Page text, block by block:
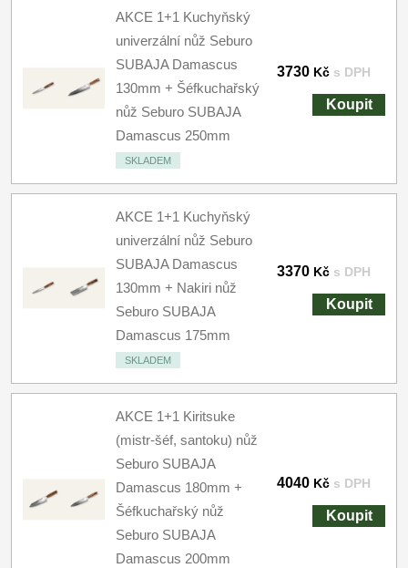
AKCE 1+1 Kuchyňský
univerzální nůž Seburo
SUBAJA Damascus
130mm + Šéfkuchařský
nůž Seburo SUBAJA
Damascus 250mm
SKLADEM
3730 Kč s DPH
Koupit
AKCE 1+1 Kuchyňský
univerzální nůž Seburo
SUBAJA Damascus
130mm + Nakiri nůž
Seburo SUBAJA
Damascus 175mm
SKLADEM
3370 Kč s DPH
Koupit
AKCE 1+1 Kiritsuke
(mistr-šéf, santoku) nůž
Seburo SUBAJA
Damascus 180mm +
Šéfkuchařský nůž
Seburo SUBAJA
Damascus 200mm
4040 Kč s DPH
Koupit